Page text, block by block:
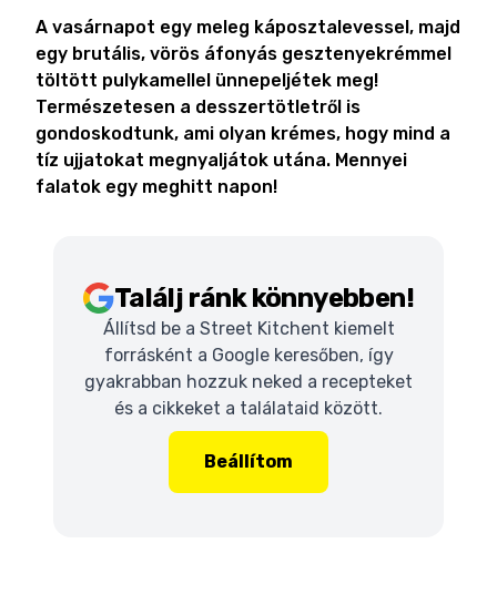
A vasárnapot egy meleg káposztalevessel, majd
egy brutális, vörös áfonyás gesztenyekrémmel
töltött pulykamellel ünnepeljétek meg!
Természetesen a desszertötletről is
gondoskodtunk, ami olyan krémes, hogy mind a
tíz ujjatokat megnyaljátok utána. Mennyei
falatok egy meghitt napon!
Találj ránk könnyebben!
Állítsd be a Street Kitchent kiemelt
forrásként a Google keresőben, így
gyakrabban hozzuk neked a recepteket
és a cikkeket a találataid között.
Beállítom